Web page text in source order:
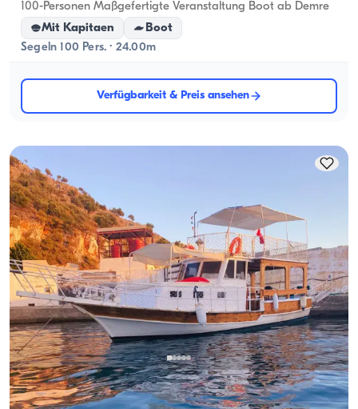
100-Personen Maßgefertigte Veranstaltung Boot ab Demre
Mit Kapitaen
Boot
Segeln 100 Pers. · 24.00m
Verfügbarkeit & Preis ansehen
Demre, Antalya 5.0(1 Bewertung)